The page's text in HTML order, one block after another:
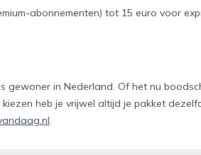
abonnementen) tot 15 euro voor
gewoner in Nederland. Of het nu
heb je vrijwel altijd je pakket
.